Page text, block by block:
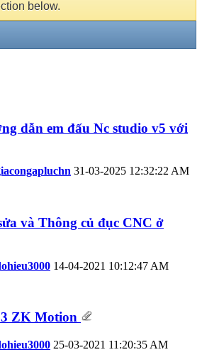
below.
dẫn em đấu Nc studio v5 với
31-03-2025 12:32:22 AM
và Thông củ đục CNC ở
14-04-2021 10:12:47 AM
ZK Motion
25-03-2021 11:20:35 AM